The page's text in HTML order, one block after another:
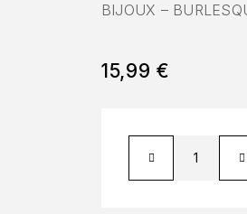
BIJOUX –
15,99 €